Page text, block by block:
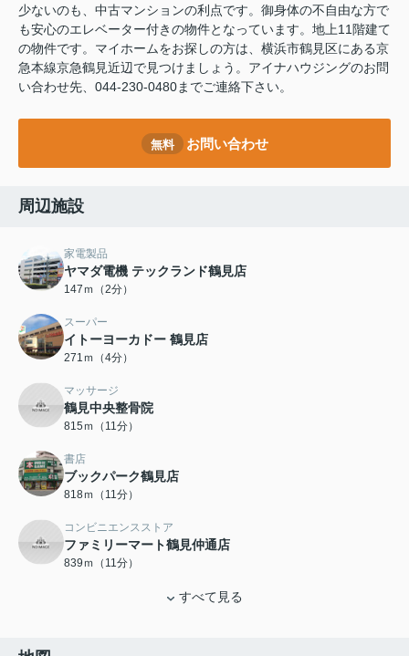
少ないのも、中古マンションの利点です。御身体の不自由な方で
も安心のエレベーター付きの物件となっています。地上11階建て
の物件です。マイホームをお探しの方は、横浜市鶴見区にある京
急本線京急鶴見近辺で見つけましょう。アイナハウジングのお問
い合わせ先、044-230-0480までご連絡下さい。
無料 お問い合わせ
周辺施設
家電製品
ヤマダ電機 テックランド鶴見店
147ｍ（2分）
スーパー
イトーヨーカドー 鶴見店
271ｍ（4分）
マッサージ
鶴見中央整骨院
815ｍ（11分）
書店
ブックパーク鶴見店
818ｍ（11分）
コンビニエンスストア
ファミリーマート鶴見仲通店
839ｍ（11分）
すべて見る